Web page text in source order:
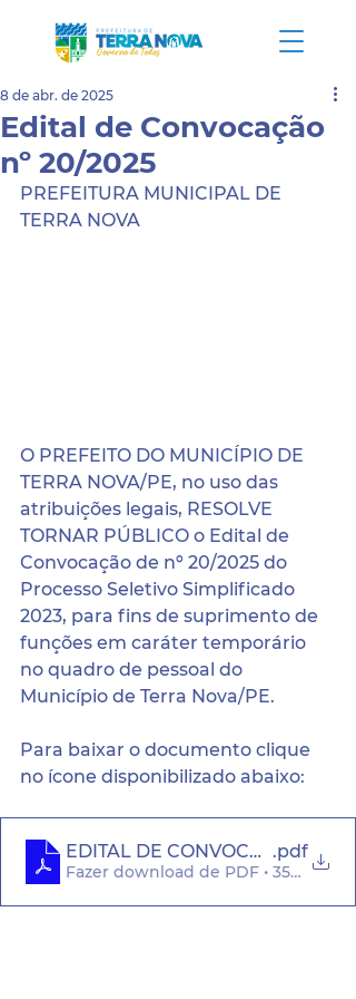
Edital de Convocação
nº 20/2025
8 de abr. de 2025
PREFEITURA MUNICIPAL DE
TERRA NOVA
O PREFEITO DO MUNICÍPIO DE
TERRA NOVA/PE, no uso das
atribuições legais, RESOLVE
TORNAR PÚBLICO o Edital de
Convocação de nº 20/2025 do
Processo Seletivo Simplificado
2023, para fins de suprimento de
funções em caráter temporário
no quadro de pessoal do
Município de Terra Nova/PE.
Para baixar o documento clique
no ícone disponibilizado abaixo:
EDITAL DE CONVOCAÇÃO N°
.pdf
Fazer download de PDF • 353KB